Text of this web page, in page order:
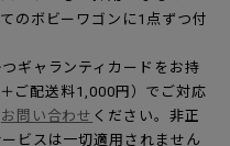
のボビーワゴンに1点ずつ付
ギャランティカードをお持
ご配送料1,000円）でご対応
お問い合わせ ください。非正
ビスは一切適用されません